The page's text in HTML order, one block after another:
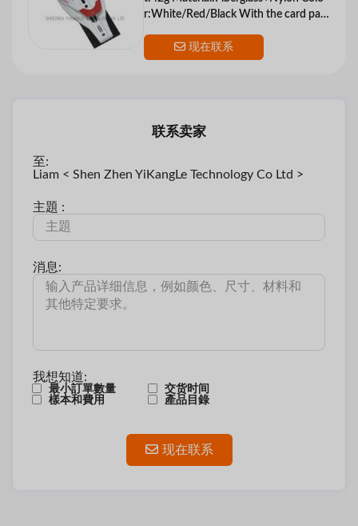
r:White/Red/Black With the card pac
现在联系
联系卖家
至:
Liam < Shen Zhen YiKangLe Technology Co Ltd >
主題 :
消息:
我想知道:
最小訂單數量
交货时间
樣本和費用
產品目錄
现在联系